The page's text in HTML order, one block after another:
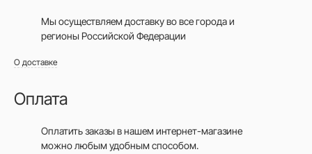
Мы осуществляем доставку во все городаи
регионы Российской Федерации
О доставке
Оплата
Оплатить заказы в нашем интернет-магазине
можно любым удобным способом.